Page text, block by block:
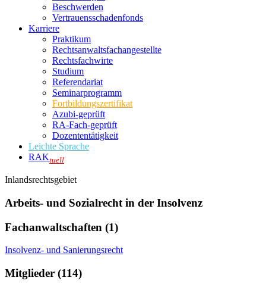
Beschwerden
Vertrauensschadenfonds
Karriere
Praktikum
Rechtsanwalts­fachangestellte
Rechtsfachwirte
Studium
Referendariat
Seminarprogramm
Fortbildungszertifikat
Azubi-geprüft
RA-Fach-geprüft
Dozententätigkeit
Leichte Sprache
RAKtuell
Inlandsrechtsgebiet
Arbeits- und Sozialrecht in der Insolvenz
Fachanwaltschaften (1)
Insolvenz- und Sanierungsrecht
Mitglieder (114)